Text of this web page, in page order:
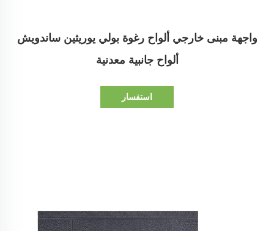
واجهة مبنى خارجي ألواح رغوة بولي يوريثين ساندويش
ألواح جانبية معدنية
استفسار